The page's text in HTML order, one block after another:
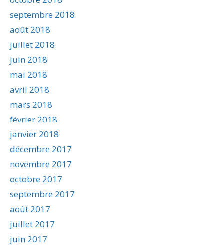
septembre 2018
août 2018
juillet 2018
juin 2018
mai 2018
avril 2018
mars 2018
février 2018
janvier 2018
décembre 2017
novembre 2017
octobre 2017
septembre 2017
août 2017
juillet 2017
juin 2017